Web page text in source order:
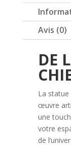
Avis (0)
DE
La statue
œuvre
une
votre
de